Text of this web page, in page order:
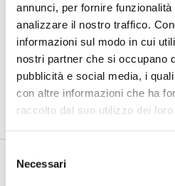
annunci, per fornire
analizzare il nostro traffico.
informazioni sul modo in cui
nostri partner che si occupano
pubblicità e social media, i
con altre informazioni che ha
raccolto dal suo utilizzo dei
all'informativa:
https://
delNecessari
Prova l'App Order
versione completa, per
Prova